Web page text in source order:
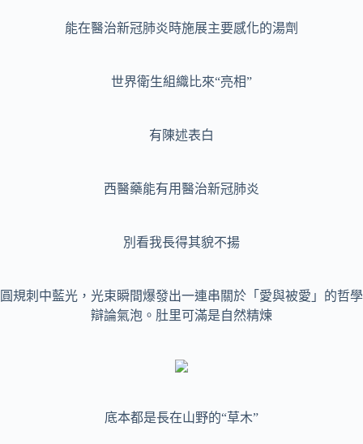
能在醫治新冠肺炎時施展主要感化的湯劑
世界衛生組織比來“亮相”
有陳述表白
西醫藥能有用醫治新冠肺炎
別看我長得其貌不揚
圓規刺中藍光，光束瞬間爆發出一連串關於「愛與被愛」的哲學
辯論氣泡。肚里可滿是自然精煉
底本都是長在山野的“草木”